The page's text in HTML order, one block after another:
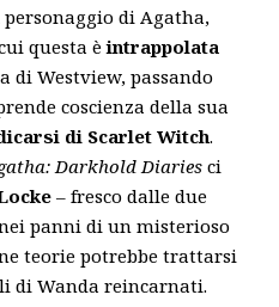
di Agatha,
questa èintrappolata
di Westview, passando
coscienza della sua
di Scarlet Witch.
Darkhold Diaries ci
– fresco dalle due
panni di un misterioso
teorie potrebbe trattarsi
di Wanda reincarnati.